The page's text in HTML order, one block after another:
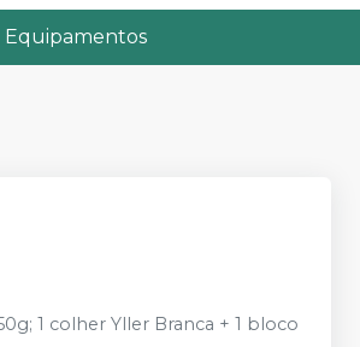
Equipamentos
1 colher Yller Branca + 1 bloco